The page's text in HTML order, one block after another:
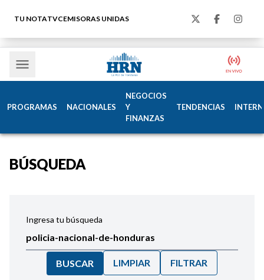
TU NOTATVCEMISORAS UNIDAS
PROGRAMAS NACIONALES
NEGOCIOS
Y
FINANZAS
TENDENCIAS
BÚSQUEDA
Ingresa tu búsqueda
BUSCAR LIMPIAR FILTRAR